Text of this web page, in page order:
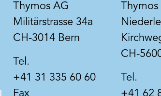
Thymos AG
Militärstrasse 34a
CH-3014 Bern
Tel.
+41 31 335 60 60
Fax
CH-
Tel.
+41 62